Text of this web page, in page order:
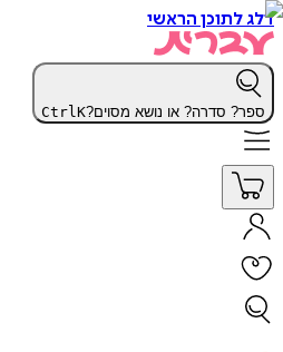
דלג לתוכן הראשי
ספר? סדרה? או נושא מסוים? CtrlK